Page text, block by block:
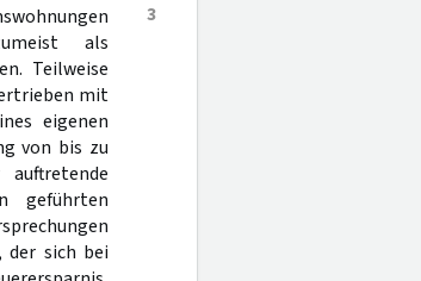
3
als
Teilweise
mit
eigenen
von bis zu
geführten
der sich bei